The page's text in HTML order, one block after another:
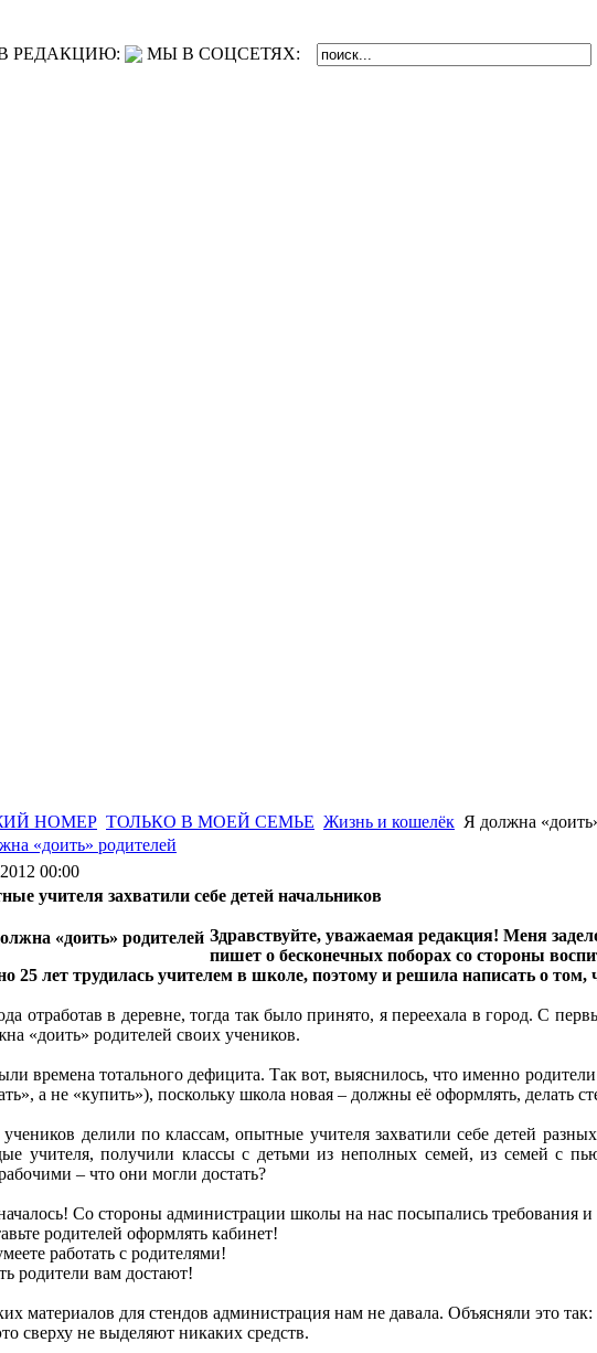
РЕДАКЦИЮ: МЫ В СОЦСЕТЯХ:
НОМЕР ТОЛЬКО В МОЕЙ СЕМЬЕ Жизнь и кошелёк Я должна
«доить» родителей
00:00
учителя захватили себе детей начальников
Здравствуйте, уважаемая редакция! Меня
пишет о бесконечных поборах со стороны
25 лет трудилась учителем в школе, поэтому и решила написать о том,
отработав в деревне, тогда так было принято, я переехала в город. С
«доить» родителей своих учеников.
времена тотального дефицита. Так вот, выяснилось, что именно
а не «купить»), поскольку школа новая – должны её оформлять, делать
учеников делили по классам, опытные учителя захватили себе детей
учителя, получили классы с детьми из неполных семей, из семей с
– что они могли достать?
Со стороны администрации школы на нас посыпались требования и
родителей оформлять кабинет!
работать с родителями!
родители вам достают!
материалов для стендов администрация нам не давала. Объясняли это так:
сверху не выделяют никаких средств.